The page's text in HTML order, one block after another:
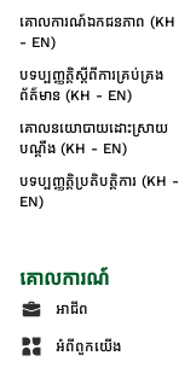
គោលការណ៍ឯកជនភាព (KH
- EN)
បទប្បញ្ញត្តិស្តីពីការគ្រប់គ្រង
ព័ត៌មាន (KH - EN)
គោលនយោបាយដោះស្រាយ
បណ្ដឹង (KH - EN)
បទប្បញ្ញត្តិប្រតិបត្តិការ (KH -
EN)
គោលការណ៍
អាជីព
អំពីពួកយើង